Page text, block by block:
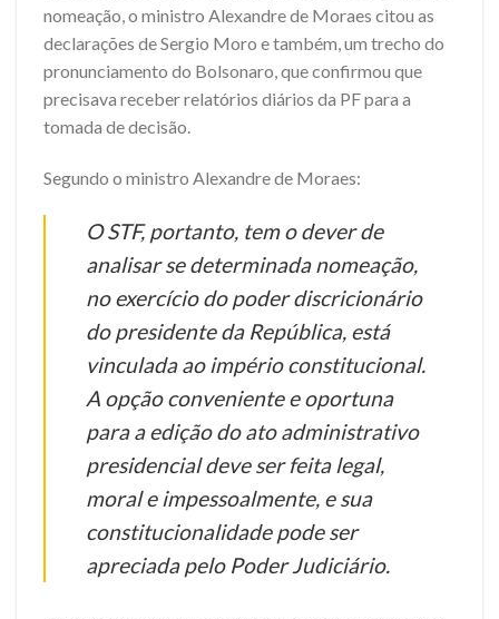
nomeação, o ministro Alexandre de Moraes citou as
declarações de Sergio Moro e também, um trecho do
pronunciamento do Bolsonaro, que confirmou que
precisava receber relatórios diários da PF para a
tomada de decisão.
Segundo o ministro Alexandre de Moraes:
O STF, portanto, tem o dever de
analisar se determinada nomeação,
no exercício do poder discricionário
do presidente da República, está
vinculada ao império constitucional.
A opção conveniente e oportuna
para a edição do ato administrativo
presidencial deve ser feita legal,
moral e impessoalmente, e sua
constitucionalidade pode ser
apreciada pelo Poder Judiciário.